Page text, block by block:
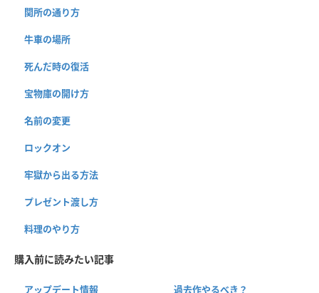
関所の通り方
牛車の場所
死んだ時の復活
宝物庫の開け方
名前の変更
ロックオン
牢獄から出る方法
プレゼント渡し方
料理のやり方
購入前に読みたい記事
アップデート情報 過去作やるべき？